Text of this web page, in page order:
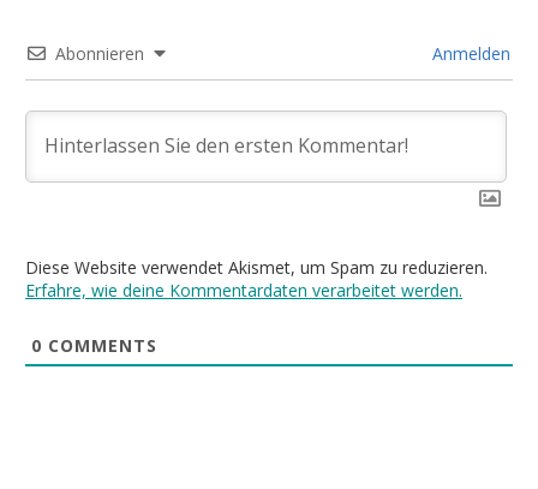
Abonnieren Anmelden
Diese Website verwendet Akismet, um Spam zu reduzieren.
Erfahre, wie deine Kommentardaten verarbeitet werden.
0 COMMENTS